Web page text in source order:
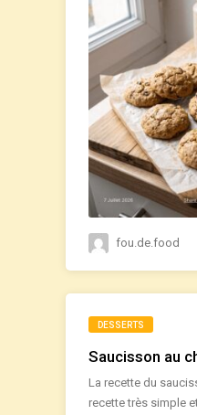
fou.de.food
DESSERTS
Saucisson au
La recette du
recette très simple